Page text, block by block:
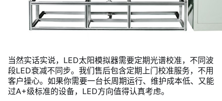
当然实话实说，LED太阳模拟器需要定期光谱校准，不同波
段LED衰减不同步。我们售后包含定期上门校准服务，不用
客户操心。如果你需要一台长周期运行、维护成本低、又能
过A+级标准的设备，LED方向值得认真考虑。